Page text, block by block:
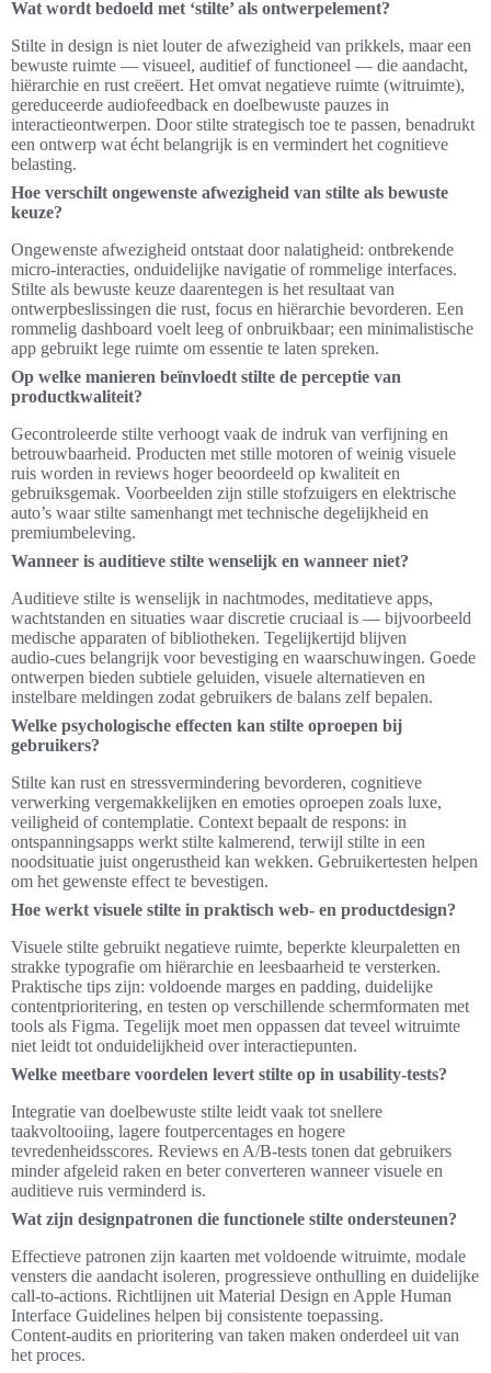
Wat wordt bedoeld met ‘stilte’ als ontwerpelement?
Stilte in design is niet louter de afwezigheid van prikkels, maar een
bewuste ruimte — visueel, auditief of functioneel — die aandacht,
hiërarchie en rust creëert. Het omvat negatieve ruimte (witruimte),
gereduceerde audiofeedback en doelbewuste pauzes in
interactieontwerpen. Door stilte strategisch toe te passen, benadrukt
een ontwerp wat écht belangrijk is en vermindert het cognitieve
belasting.
Hoe verschilt ongewenste afwezigheid van stilte als bewuste
keuze?
Ongewenste afwezigheid ontstaat door nalatigheid: ontbrekende
micro‑interacties, onduidelijke navigatie of rommelige interfaces.
Stilte als bewuste keuze daarentegen is het resultaat van
ontwerpbeslissingen die rust, focus en hiërarchie bevorderen. Een
rommelig dashboard voelt leeg of onbruikbaar; een minimalistische
app gebruikt lege ruimte om essentie te laten spreken.
Op welke manieren beïnvloedt stilte de perceptie van
productkwaliteit?
Gecontroleerde stilte verhoogt vaak de indruk van verfijning en
betrouwbaarheid. Producten met stille motoren of weinig visuele
ruis worden in reviews hoger beoordeeld op kwaliteit en
gebruiksgemak. Voorbeelden zijn stille stofzuigers en elektrische
auto’s waar stilte samenhangt met technische degelijkheid en
premiumbeleving.
Wanneer is auditieve stilte wenselijk en wanneer niet?
Auditieve stilte is wenselijk in nachtmodes, meditatieve apps,
wachtstanden en situaties waar discretie cruciaal is — bijvoorbeeld
medische apparaten of bibliotheken. Tegelijkertijd blijven
audio‑cues belangrijk voor bevestiging en waarschuwingen. Goede
ontwerpen bieden subtiele geluiden, visuele alternatieven en
instelbare meldingen zodat gebruikers de balans zelf bepalen.
Welke psychologische effecten kan stilte oproepen bij
gebruikers?
Stilte kan rust en stressvermindering bevorderen, cognitieve
verwerking vergemakkelijken en emoties oproepen zoals luxe,
veiligheid of contemplatie. Context bepaalt de respons: in
ontspanningsapps werkt stilte kalmerend, terwijl stilte in een
noodsituatie juist ongerustheid kan wekken. Gebruikertesten helpen
om het gewenste effect te bevestigen.
Hoe werkt visuele stilte in praktisch web‑ en productdesign?
Visuele stilte gebruikt negatieve ruimte, beperkte kleurpaletten en
strakke typografie om hiërarchie en leesbaarheid te versterken.
Praktische tips zijn: voldoende marges en padding, duidelijke
contentprioritering, en testen op verschillende schermformaten met
tools als Figma. Tegelijk moet men oppassen dat teveel witruimte
niet leidt tot onduidelijkheid over interactiepunten.
Welke meetbare voordelen levert stilte op in usability‑tests?
Integratie van doelbewuste stilte leidt vaak tot snellere
taakvoltooiing, lagere foutpercentages en hogere
tevredenheidsscores. Reviews en A/B‑tests tonen dat gebruikers
minder afgeleid raken en beter converteren wanneer visuele en
auditieve ruis verminderd is.
Wat zijn designpatronen die functionele stilte ondersteunen?
Effectieve patronen zijn kaarten met voldoende witruimte, modale
vensters die aandacht isoleren, progressieve onthulling en duidelijke
call‑to‑actions. Richtlijnen uit Material Design en Apple Human
Interface Guidelines helpen bij consistente toepassing.
Content‑audits en prioritering van taken maken onderdeel uit van
het proces.